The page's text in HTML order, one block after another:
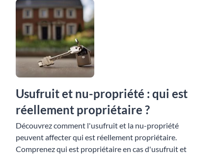
Usufruit et nu-propriété : qui est
réellement propriétaire ?
Découvrez comment l'usufruit et la nu-propriété
peuvent affecter qui est réellement propriétaire.
Comprenez qui est propriétaire en cas d'usufruit et